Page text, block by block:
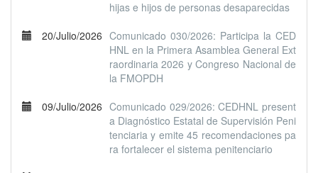
hijas e hijos de personas desaparecidas
20/Julio/2026 Comunicado 030/2026: Participa la CED
HNL en la Primera Asamblea General Ext
raordinaria 2026 y Congreso Nacional de
la FMOPDH
09/Julio/2026 Comunicado 029/2026: CEDHNL present
a Diagnóstico Estatal de Supervisión Peni
tenciaria y emite 45 recomendaciones pa
ra fortalecer el sistema penitenciario